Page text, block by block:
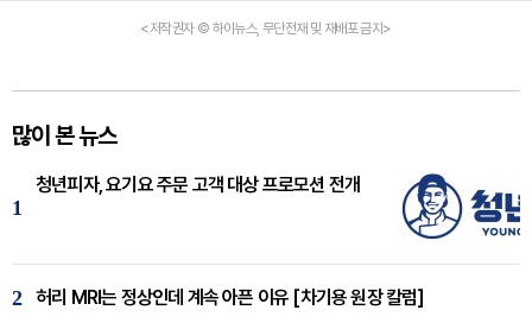
<저작권자 © 하이뉴스, 무단전재 및 재배포 금지>
많이 본 뉴스
1
청년피자, 요기요 주문 고객 대상 프로모션 전개
2 허리 MRI는 정상인데 계속 아픈 이유 [차기용 원장 칼럼]